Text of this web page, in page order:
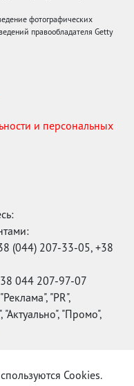
фотографических
правообладателя Getty
и персональных
(044) 207-33-05, +38
044 207-97-07
"PR",
"Промо",
Cookies.